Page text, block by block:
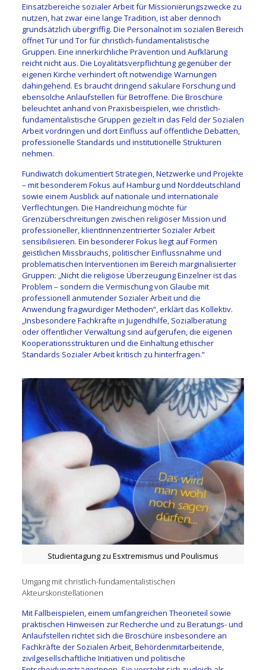
Einsatzbereiche sozialer Arbeit für Missionierungszwecke zu
nutzen, hat zwar eine lange Tradition, ist aber dennoch
grundsätzlich übergriffig. Die Personalnot im sozialen Bereich
öffnet Tür und Tor für christlich-fundamentalistische
Gruppen. Eine innerkirchliche Prävention und Aufklärung
reicht nicht aus. Die Loyalitätsverpflichtung gegenüber der
eigenen Kirche verhindert oft notwendige Warnungen
dahingehend. Es braucht dringend säkulare Forschung und
ebensolche Anlaufstellen für Betroffene. Die Broschüre
beleuchtet anhand von Praxisbeispielen, wie christlich-
fundamentalistische Gruppen gezielt in das Feld der Sozialen
Arbeit vordringen und dort Einfluss auf öffentliche Debatten,
professionelle Standards und institutionelle Strukturen
nehmen.
Fundiwatch dokumentiert Strategien, Netzwerke und Projekte
– mit besonderem Fokus auf Hamburg und Norddeutschland
sowie einem Ausblick auf nationale und internationale
Verflechtungen. Die Handreichung möchte für
Grenzüberschreitungen zwischen religiöser Mission und
professioneller, klientInnenzentrierter Sozialer Arbeit
sensibilisieren. Ein besonderer Fokus liegt auf Formen
geistlichen Missbrauchs, politischer Einflussnahme und
problematischen Interventionen im Bereich marginalisierter
Gruppen: „Nicht die religiöse Überzeugung Einzelner ist das
Problem – sondern die Vermischung von Glaube mit
professionell anmutender Sozialer Arbeit und die
Anwendung fragwürdiger Methoden“, erklärt das Kollektiv.
„Insbesondere Fachkräfte in Jugendhilfe, Sozialberatung
oder öffentlicher Verwaltung sind aufgerufen, die eigenen
Kooperationsstrukturen und die Einhaltung ethischer
Standards Sozialer Arbeit kritisch zu hinterfragen.“
Studientagung zu Esxtremismus und Poulismus
Umgang mit christlich-fundamentalistischen
Akteurskonstellationen
Mit Fallbeispielen, einem umfangreichen Theorieteil sowie
praktischen Hinweisen zur Recherche und zu Beratungs- und
Anlaufstellen richtet sich die Broschüre insbesondere an
Fachkräfte der Sozialen Arbeit, Behördenmitarbeitende,
zivilgesellschaftliche Initiativen und politische